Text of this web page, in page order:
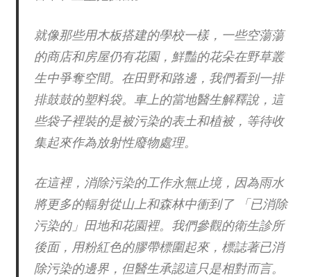
就像那些用木板搭建的學校一樣，一些空蕩蕩
的商店和房屋仍有花園，鮮豔的花朵在野草叢
生中爭奪空間。在田野和路邊，我們看到一排
排鼓鼓的塑料袋。車上的當地醫生解釋說，這
些袋子裡裝的是被污染的表土和植被，等待收
集起來作為放射性廢物處理。
在這裡，消除污染的工作永無止境，因為雨水
將更多的輻射從山上和森林中衝到了 「已消除
污染的」田地和花園裡。我們參觀的衛生診所
後面，用粉紅色的膠帶標圍起來，標誌著已消
除污染的邊界，但醫生承認這只是相對而言。